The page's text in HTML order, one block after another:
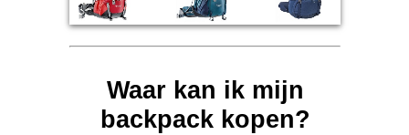
Waar kan ik mijn
backpack kopen?